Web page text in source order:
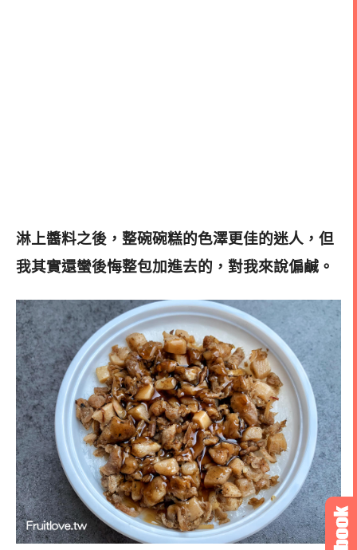
淋上醬料之後，整碗碗糕的色澤更佳的迷人，但
我其實還蠻後悔整包加進去的，對我來說偏鹹。